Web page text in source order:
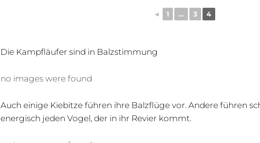
◄ 1 ... 3 4
Die Kampfläufer sind in Balzstimmung
no images were found
Auch einige Kiebitze führen ihre Balzflüge vor. Andere führen
energisch jeden Vogel, der in ihr Revier kommt.